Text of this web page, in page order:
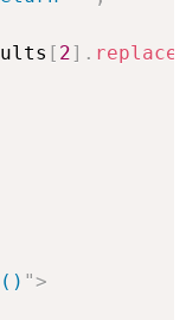
[ 2] . replace
">